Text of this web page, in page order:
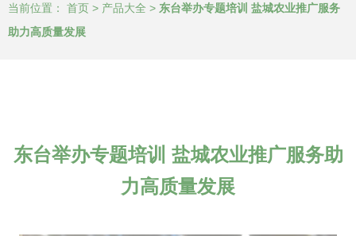
当前位置： 首页 > 产品大全 > 东台举办专题培训 盐城农业推广服务
助力高质量发展
东台举办专题培训 盐城农业推广服务助
力高质量发展